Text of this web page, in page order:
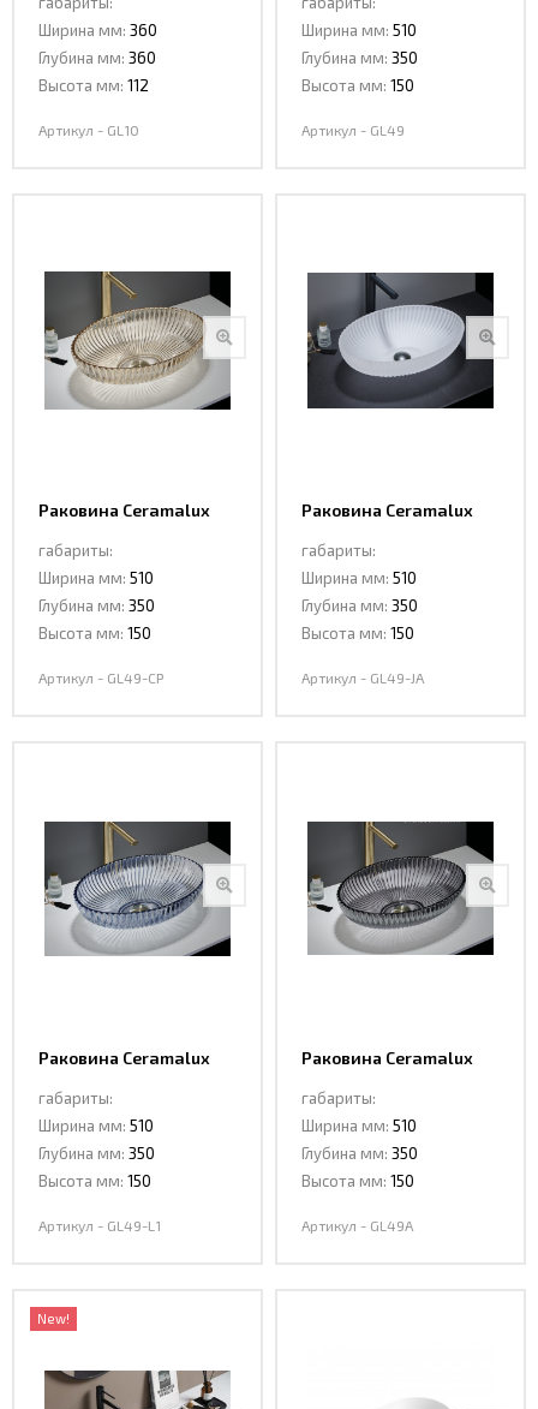
графит
Ширина мм: 360
Глубина мм: 360
Высота мм: 112
Артикул - GL10
Ширина мм: 510
Глубина мм: 350
Высота мм: 150
Артикул - GL49
Раковина Ceramalux
габариты:
Ширина мм: 510
Глубина мм: 350
Высота мм: 150
Артикул - GL49-CP
Раковина Ceramalux
габариты:
Ширина мм: 510
Глубина мм: 350
Высота мм: 150
Артикул - GL49-JA
Раковина Ceramalux
габариты:
Ширина мм: 510
Глубина мм: 350
Высота мм: 150
Артикул - GL49-L1
Раковина Ceramalux
габариты:
Ширина мм: 510
Глубина мм: 350
Высота мм: 150
Артикул - GL49A
New!